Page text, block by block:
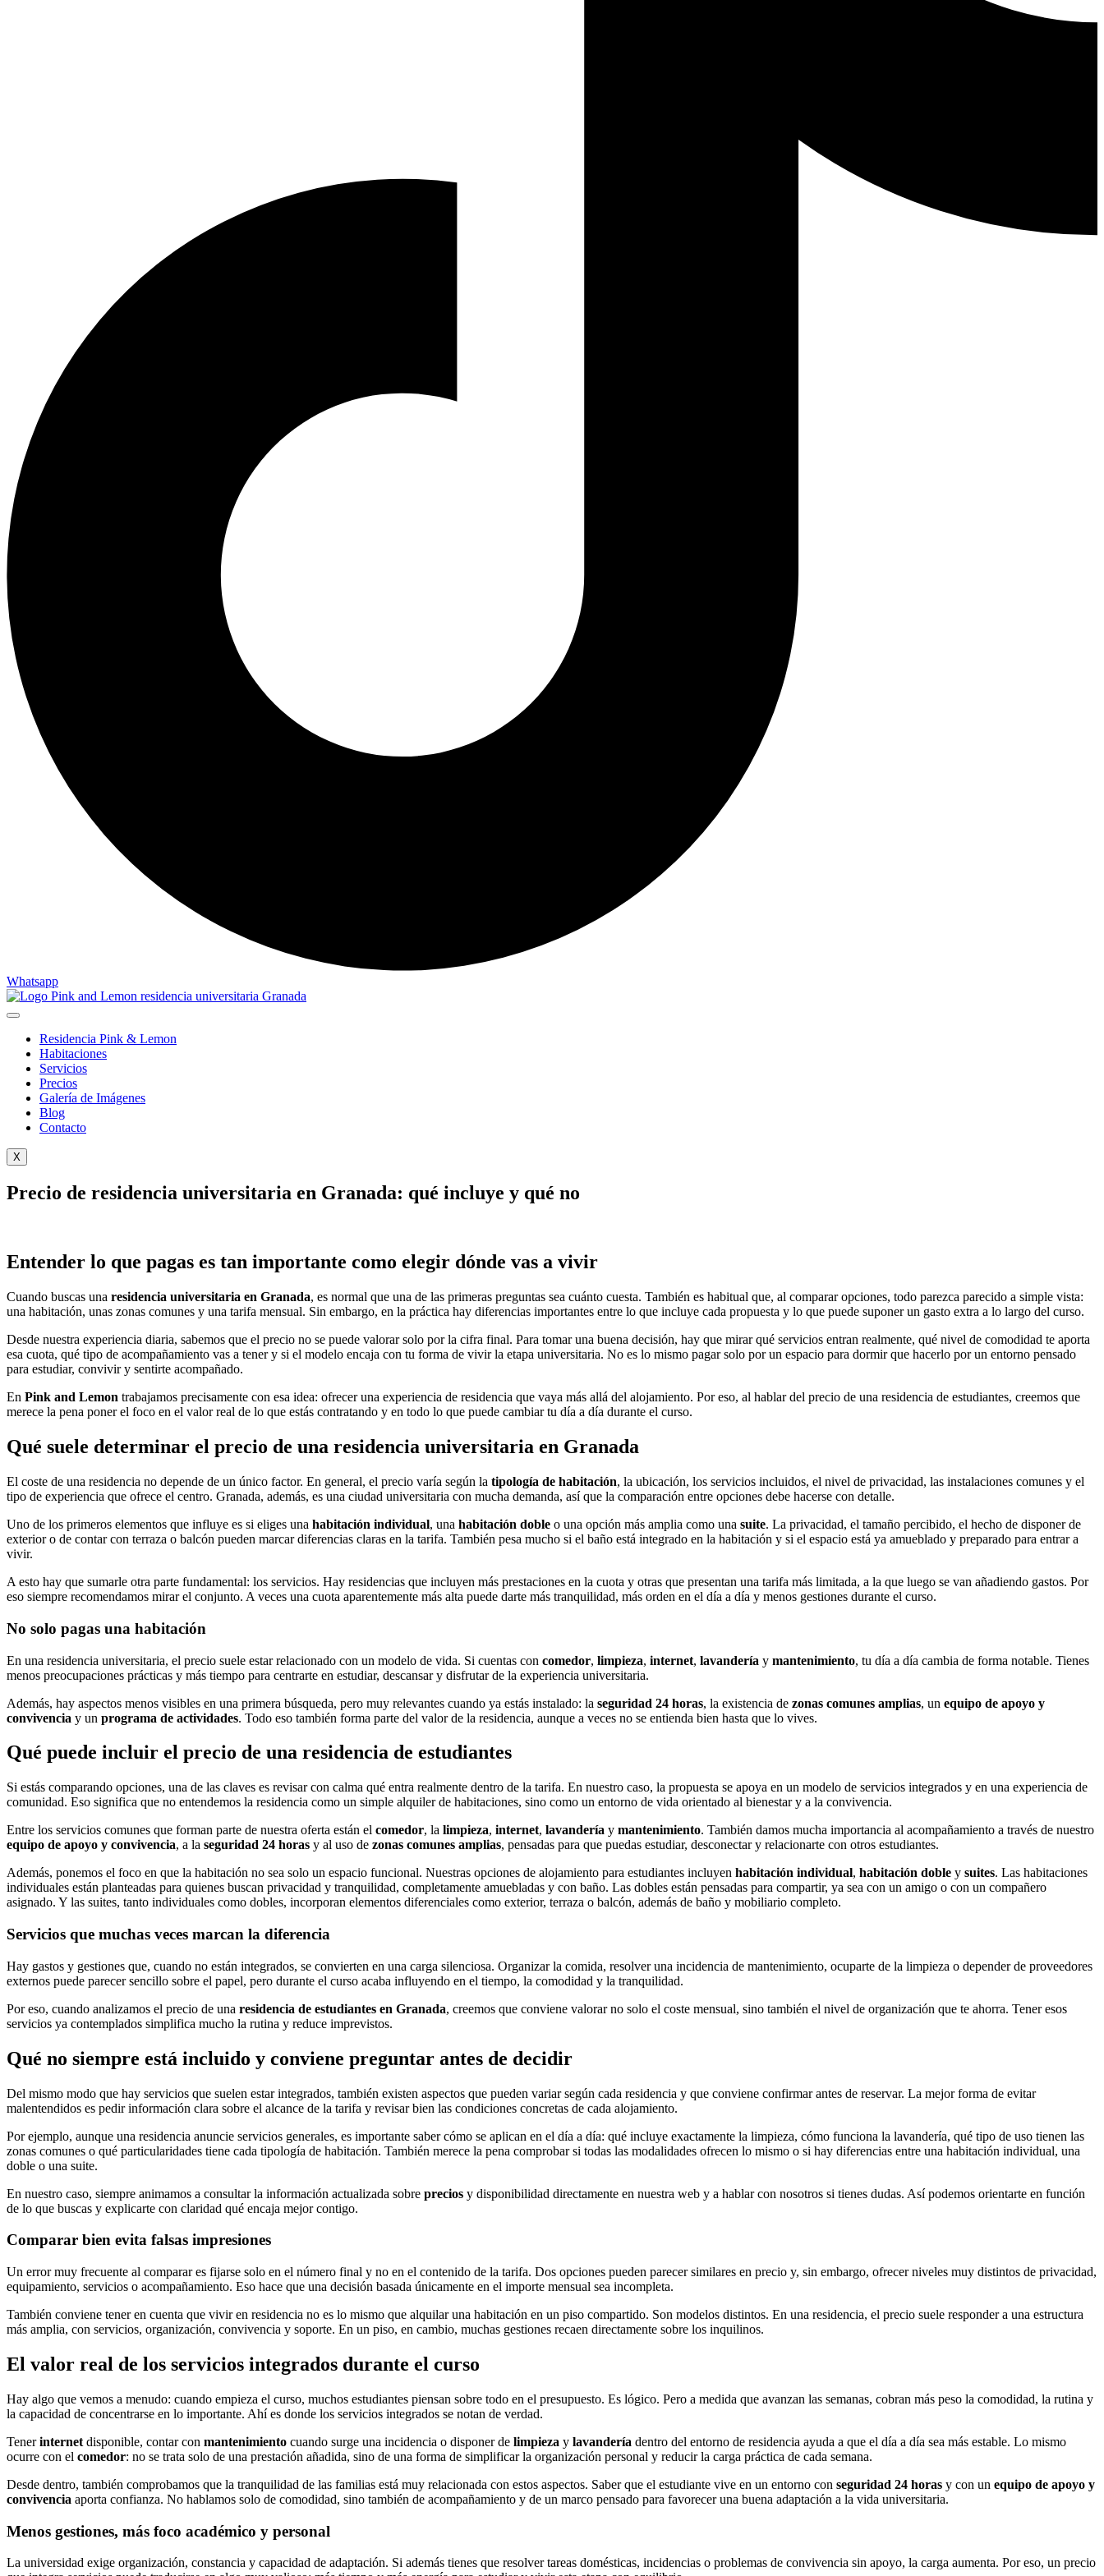
Whatsapp
Residencia Pink & Lemon
Habitaciones
Servicios
Precios
Galería de Imágenes
Blog
Contacto
X
Precio de residencia universitaria en Granada: qué incluye y qué no
Entender lo que pagas es tan importante como elegir dónde vas a vivir
Cuando buscas una residencia universitaria en Granada, es normal que una de las primeras preguntas sea cuánto cuesta. También es habitual que, al comparar opciones, todo parezca parecido a simple vista:
una habitación, unas zonas comunes y una tarifa mensual. Sin embargo, en la práctica hay diferencias importantes entre lo que incluye cada propuesta y lo que puede suponer un gasto extra a lo largo del curso.
Desde nuestra experiencia diaria, sabemos que el precio no se puede valorar solo por la cifra final. Para tomar una buena decisión, hay que mirar qué servicios entran realmente, qué nivel de comodidad te aporta
esa cuota, qué tipo de acompañamiento vas a tener y si el modelo encaja con tu forma de vivir la etapa universitaria. No es lo mismo pagar solo por un espacio para dormir que hacerlo por un entorno pensado
para estudiar, convivir y sentirte acompañado.
En Pink and Lemon trabajamos precisamente con esa idea: ofrecer una experiencia de residencia que vaya más allá del alojamiento. Por eso, al hablar del precio de una residencia de estudiantes, creemos que
merece la pena poner el foco en el valor real de lo que estás contratando y en todo lo que puede cambiar tu día a día durante el curso.
Qué suele determinar el precio de una residencia universitaria en Granada
El coste de una residencia no depende de un único factor. En general, el precio varía según la tipología de habitación, la ubicación, los servicios incluidos, el nivel de privacidad, las instalaciones comunes y el
tipo de experiencia que ofrece el centro. Granada, además, es una ciudad universitaria con mucha demanda, así que la comparación entre opciones debe hacerse con detalle.
Uno de los primeros elementos que influye es si eliges una habitación individual, una habitación doble o una opción más amplia como una suite. La privacidad, el tamaño percibido, el hecho de disponer de
exterior o de contar con terraza o balcón pueden marcar diferencias claras en la tarifa. También pesa mucho si el baño está integrado en la habitación y si el espacio está ya amueblado y preparado para entrar a
vivir.
A esto hay que sumarle otra parte fundamental: los servicios. Hay residencias que incluyen más prestaciones en la cuota y otras que presentan una tarifa más limitada, a la que luego se van añadiendo gastos. Por
eso siempre recomendamos mirar el conjunto. A veces una cuota aparentemente más alta puede darte más tranquilidad, más orden en el día a día y menos gestiones durante el curso.
No solo pagas una habitación
En una residencia universitaria, el precio suele estar relacionado con un modelo de vida. Si cuentas con comedor, limpieza, internet, lavandería y mantenimiento, tu día a día cambia de forma notable. Tienes
menos preocupaciones prácticas y más tiempo para centrarte en estudiar, descansar y disfrutar de la experiencia universitaria.
Además, hay aspectos menos visibles en una primera búsqueda, pero muy relevantes cuando ya estás instalado: la seguridad 24 horas, la existencia de zonas comunes amplias, un equipo de apoyo y
convivencia y un programa de actividades. Todo eso también forma parte del valor de la residencia, aunque a veces no se entienda bien hasta que lo vives.
Qué puede incluir el precio de una residencia de estudiantes
Si estás comparando opciones, una de las claves es revisar con calma qué entra realmente dentro de la tarifa. En nuestro caso, la propuesta se apoya en un modelo de servicios integrados y en una experiencia de
comunidad. Eso significa que no entendemos la residencia como un simple alquiler de habitaciones, sino como un entorno de vida orientado al bienestar y a la convivencia.
Entre los servicios comunes que forman parte de nuestra oferta están el comedor, la limpieza, internet, lavandería y mantenimiento. También damos mucha importancia al acompañamiento a través de nuestro
equipo de apoyo y convivencia, a la seguridad 24 horas y al uso de zonas comunes amplias, pensadas para que puedas estudiar, desconectar y relacionarte con otros estudiantes.
Además, ponemos el foco en que la habitación no sea solo un espacio funcional. Nuestras opciones de alojamiento para estudiantes incluyen habitación individual, habitación doble y suites. Las habitaciones
individuales están planteadas para quienes buscan privacidad y tranquilidad, completamente amuebladas y con baño. Las dobles están pensadas para compartir, ya sea con un amigo o con un compañero
asignado. Y las suites, tanto individuales como dobles, incorporan elementos diferenciales como exterior, terraza o balcón, además de baño y mobiliario completo.
Servicios que muchas veces marcan la diferencia
Hay gastos y gestiones que, cuando no están integrados, se convierten en una carga silenciosa. Organizar la comida, resolver una incidencia de mantenimiento, ocuparte de la limpieza o depender de proveedores
externos puede parecer sencillo sobre el papel, pero durante el curso acaba influyendo en el tiempo, la comodidad y la tranquilidad.
Por eso, cuando analizamos el precio de una residencia de estudiantes en Granada, creemos que conviene valorar no solo el coste mensual, sino también el nivel de organización que te ahorra. Tener esos
servicios ya contemplados simplifica mucho la rutina y reduce imprevistos.
Qué no siempre está incluido y conviene preguntar antes de decidir
Del mismo modo que hay servicios que suelen estar integrados, también existen aspectos que pueden variar según cada residencia y que conviene confirmar antes de reservar. La mejor forma de evitar
malentendidos es pedir información clara sobre el alcance de la tarifa y revisar bien las condiciones concretas de cada alojamiento.
Por ejemplo, aunque una residencia anuncie servicios generales, es importante saber cómo se aplican en el día a día: qué incluye exactamente la limpieza, cómo funciona la lavandería, qué tipo de uso tienen las
zonas comunes o qué particularidades tiene cada tipología de habitación. También merece la pena comprobar si todas las modalidades ofrecen lo mismo o si hay diferencias entre una habitación individual, una
doble o una suite.
En nuestro caso, siempre animamos a consultar la información actualizada sobre precios y disponibilidad directamente en nuestra web y a hablar con nosotros si tienes dudas. Así podemos orientarte en función
de lo que buscas y explicarte con claridad qué encaja mejor contigo.
Comparar bien evita falsas impresiones
Un error muy frecuente al comparar es fijarse solo en el número final y no en el contenido de la tarifa. Dos opciones pueden parecer similares en precio y, sin embargo, ofrecer niveles muy distintos de privacidad,
equipamiento, servicios o acompañamiento. Eso hace que una decisión basada únicamente en el importe mensual sea incompleta.
También conviene tener en cuenta que vivir en residencia no es lo mismo que alquilar una habitación en un piso compartido. Son modelos distintos. En una residencia, el precio suele responder a una estructura
más amplia, con servicios, organización, convivencia y soporte. En un piso, en cambio, muchas gestiones recaen directamente sobre los inquilinos.
El valor real de los servicios integrados durante el curso
Hay algo que vemos a menudo: cuando empieza el curso, muchos estudiantes piensan sobre todo en el presupuesto. Es lógico. Pero a medida que avanzan las semanas, cobran más peso la comodidad, la rutina y
la capacidad de concentrarse en lo importante. Ahí es donde los servicios integrados se notan de verdad.
Tenerinternet disponible, contar con mantenimiento cuando surge una incidencia o disponer de limpieza y lavandería dentro del entorno de residencia ayuda a que el día a día sea más estable. Lo mismo
ocurre con el comedor: no se trata solo de una prestación añadida, sino de una forma de simplificar la organización personal y reducir la carga práctica de cada semana.
Desde dentro, también comprobamos que la tranquilidad de las familias está muy relacionada con estos aspectos. Saber que el estudiante vive en un entorno con seguridad 24 horas y con un equipo de apoyo y
convivencia aporta confianza. No hablamos solo de comodidad, sino también de acompañamiento y de un marco pensado para favorecer una buena adaptación a la vida universitaria.
Menos gestiones, más foco académico y personal
La universidad exige organización, constancia y capacidad de adaptación. Si además tienes que resolver tareas domésticas, incidencias o problemas de convivencia sin apoyo, la carga aumenta. Por eso, un precio